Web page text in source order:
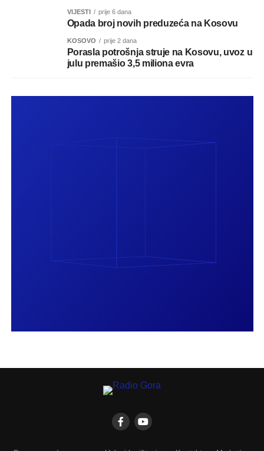
VIJESTI prije 6 dana
Opada broj novih preduzeća na Kosovu
KOSOVO prije 2 dana
Porasla potrošnja struje na Kosovu, uvoz u
julu premašio 3,5 miliona evra